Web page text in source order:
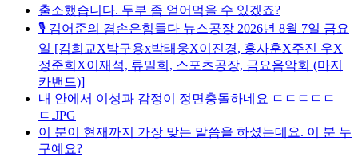
출소했습니다. 두부 좀 얻어먹을 수 있겠죠?
🎙️ 김어준의 겸손은힘들다 뉴스공장 2026년 8월 7일 금요
일 [김희교X박구용x박태웅X이진경, 홍사훈X주진 우X
정준희X이재석, 류밀희, 스포츠공장, 금요음악회 (마지
카밴드)]
내 안에서 이성과 감정이 정면충돌하네요 ㄷㄷㄷㄷㄷ
ㄷ.JPG
이 분이 현재까지 가장 맞는 말씀을 하셨는데요. 이 분 누
구예요?